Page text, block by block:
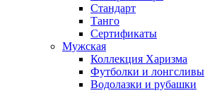
Стандарт
Танго
Сертификаты
Мужская
Коллекция Харизма
Футболки и лонгсливы
Водолазки и рубашки